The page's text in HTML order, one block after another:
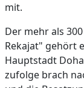
mit.
Der mehr als
Rekajat" gehört
Hauptstadt
zufolge brach